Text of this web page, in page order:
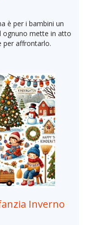
è per i bambini un
ognuno mette in atto
per affrontarlo.
Inverno